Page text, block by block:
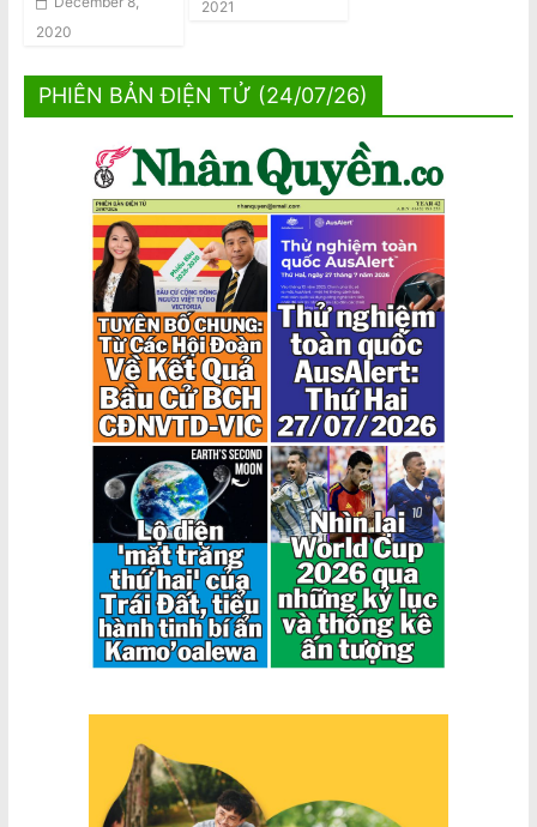
2020
2021
PHIÊN BẢN ĐIỆN TỬ (24/07/26)